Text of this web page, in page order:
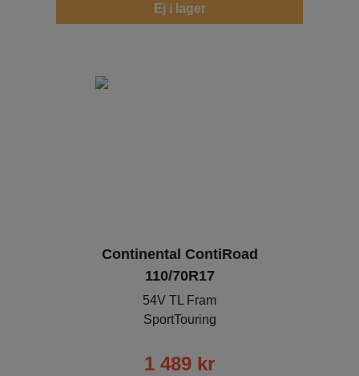
Ej i lager
Continental ContiRoad
110/70R17
54V TL Fram
SportTouring
1 489 kr